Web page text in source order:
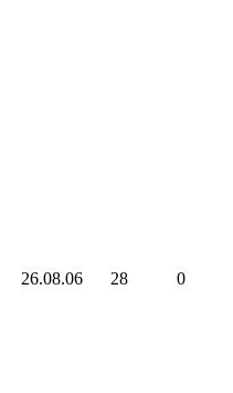
26.08.06 28 0